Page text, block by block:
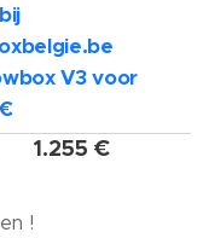
V3 voor
!
1.255 €